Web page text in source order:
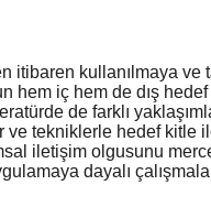
kullanılmaya ve
hem iç hem de dış
de farklı
ve tekniklerle hedef kitle
iletişim olgusunu
dayalı